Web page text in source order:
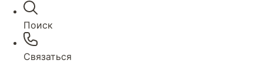
Поиск
Связаться